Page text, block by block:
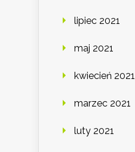
lipiec 2021
maj 2021
kwiecień 2021
marzec 2021
luty 2021